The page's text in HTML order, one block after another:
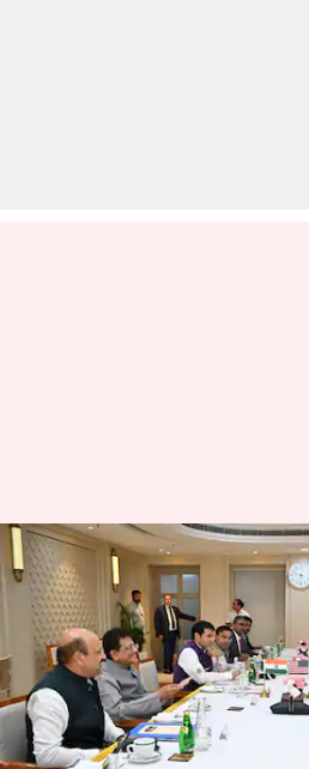
भारत-अमेरिका के
बैठक में व्यापार-
बनी बात, क्या है
लेखन गजेंद्र Jun 25, 2026 10:05 am
क्या है खबर?